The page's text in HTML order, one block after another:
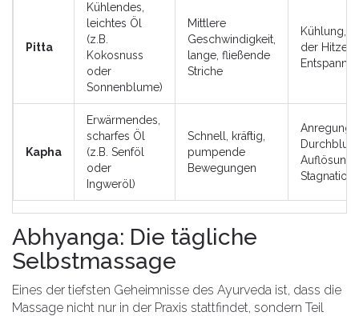
Pitta
Kühlendes,
leichtes Öl
(z.B.
Kokosnuss
oder
Sonnenblume)
Mittlere
Geschwindigkeit,
lange, fließende
Striche
Kühlung,
der Hitze,
Kapha
Erwärmendes,
scharfes Öl
(z.B. Senföl
oder
Ingweröl)
Schnell, kräftig,
pumpende
Bewegungen
Anregung,
Auflösung
Stagnation
Abhyanga: Die tägliche
Selbstmassage
Eines der tiefsten Geheimnisse des Ayurveda ist, dass die
Massage nicht nur in der Praxis stattfindet, sondern Teil